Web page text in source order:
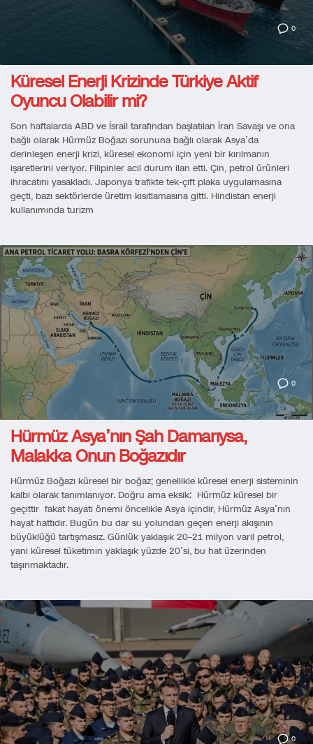
0
Küresel Enerji Krizinde Türkiye Aktif
Oyuncu Olabilir mi?
Son haftalarda ABD ve İsrail tarafından başlatılan İran Savaşı ve ona
bağlı olarak Hürmüz Boğazı sorununa bağlı olarak Asya’da
derinleşen enerji krizi, küresel ekonomi için yeni bir kırılmanın
işaretlerini veriyor. Filipinler acil durum ilan etti. Çin, petrol ürünleri
ihracatını yasakladı. Japonya trafikte tek-çift plaka uygulamasına
geçti, bazı sektörlerde üretim kısıtlamasına gitti. Hindistan enerji
kullanımında turizm
0
Hürmüz Asya’nın Şah Damarıysa,
Malakka Onun Boğazıdır
Hürmüz Boğazı küresel bir boğaz; genellikle küresel enerji sisteminin
kalbi olarak tanımlanıyor. Doğru ama eksik: Hürmüz küresel bir
geçittir fakat hayati önemi öncelikle Asya içindir, Hürmüz Asya’nın
hayat hattıdır. Bugün bu dar su yolundan geçen enerji akışının
büyüklüğü tartışmasız. Günlük yaklaşık 20–21 milyon varil petrol,
yani küresel tüketimin yaklaşık yüzde 20’si, bu hat üzerinden
taşınmaktadır.
0